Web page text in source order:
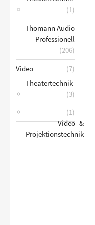
(1)
Thomann Audio
Professionell
(206)
Video
(7)
Theatertechnik
(3)
Video- &
Projektionstechnik
(1)